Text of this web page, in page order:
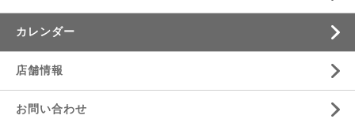
カレンダー
店舗情報
お問い合わせ